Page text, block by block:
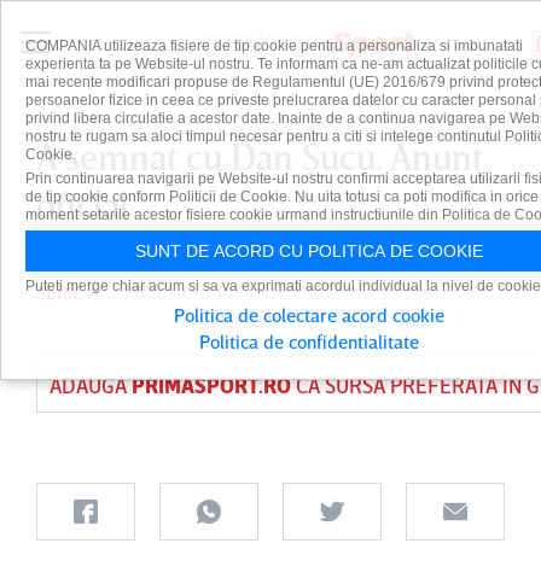
A semnat cu Dan Şucu. Anunţ
oficial
SERIE A PUBLICAT PE 4 IUL 2026
ADAUGĂPRIMASPORT.ROCA SURSĂ PREFERATĂ ÎN
COMPANIA utilizeaza fisiere de tip cookie pentru a personaliza si imbunatati
experienta ta pe Website-ul nostru. Te informam ca ne-am actualizat politicile
mai recente modificari propuse de Regulamentul (UE) 2016/679 privind
persoanelor fizice in ceea ce priveste prelucrarea datelor cu caracter personal
privind libera circulatie a acestor date. Inainte de a continua navigarea pe
nostru te rugam sa aloci timpul necesar pentru a citi si intelege continutul
Cookie.
Prin continuarea navigarii pe Website-ul nostru confirmi acceptarea utilizarii
de tip cookie conform Politicii de Cookie. Nu uita totusi ca poti modifica in orice
moment setarile acestor fisiere cookie urmand instructiunile din Politica de
SUNT DE ACORD CU POLITICA DE COOKIE
Puteti merge chiar acum si sa va exprimati acordul individual la nivel de
Politica de colectare acord cookie
Politica de confidentialitate